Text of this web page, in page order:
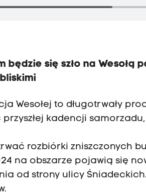
będzie się szło na
Wesołej to długotrwały
kadencji
rozbiórki zniszczonych
na obszarze pojawią się
od strony ulicy